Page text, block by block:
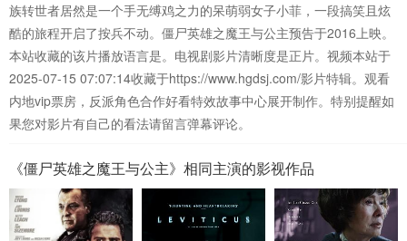
族转世者居然是一个手无缚鸡之力的呆萌弱女子小菲，一段搞笑且炫
酷的旅程开启了按兵不动。僵尸英雄之魔王与公主预告于2016上映。
本站收藏的该片播放语言是。电视剧影片清晰度是正片。视频本站于
2025-07-15 07:07:14收藏于https://www.hgdsj.com/影片特辑。观看
内地vip票房，反派角色合作好看特效故事中心展开制作。特别提醒如
果您对影片有自己的看法请留言弹幕评论。
《僵尸英雄之魔王与公主》相同主演的影视作品